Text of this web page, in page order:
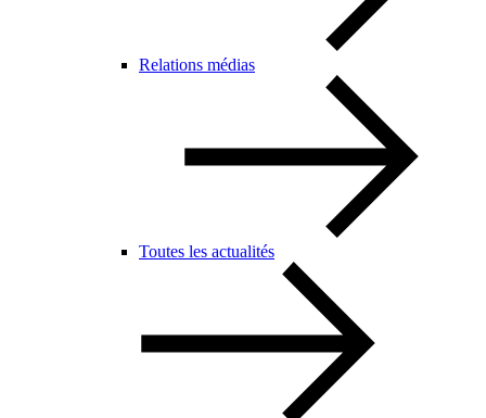
Relations médias
Toutes les actualités